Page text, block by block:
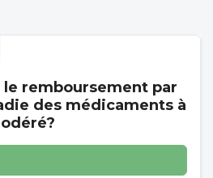
remboursement par
des médicaments à